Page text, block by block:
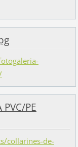
PVC/PE
collarines-de-